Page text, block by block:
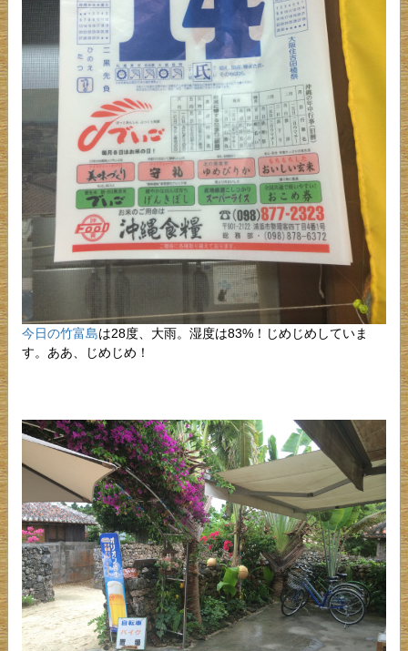
今日の竹富島は28度、大雨。湿度は83%！じめじめしていま
す。ああ、じめじめ！